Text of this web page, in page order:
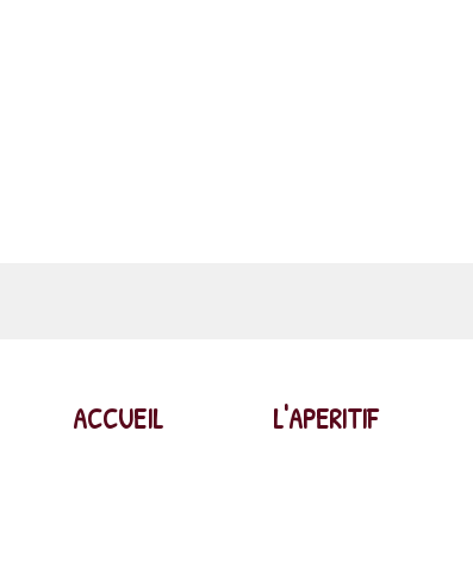
ACCUEIL L'APERITIF